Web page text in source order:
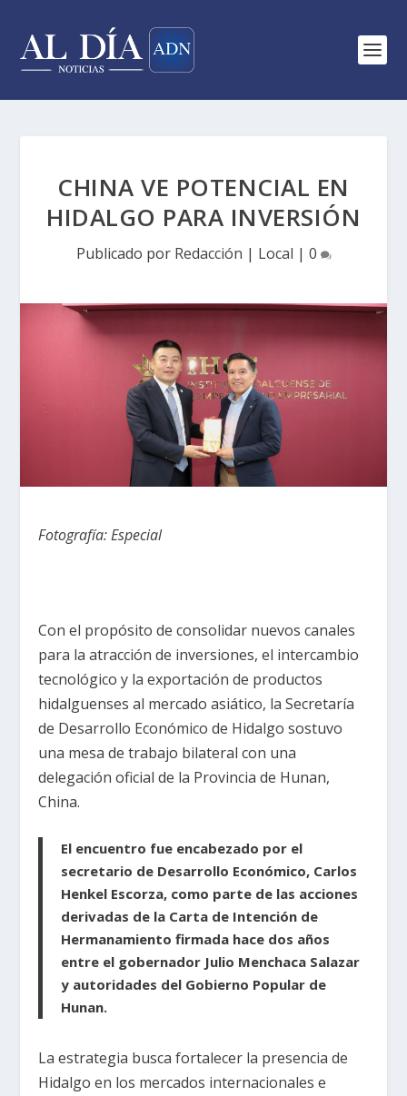
CHINA VE POTENCIAL EN
HIDALGO PARA INVERSIÓN
Publicado por Redacción | Local | 0
Fotografía: Especial
Con el propósito de consolidar nuevos canales
para la atracción de inversiones, el intercambio
tecnológico y la exportación de productos
hidalguenses al mercado asiático, la Secretaría
de Desarrollo Económico de Hidalgo sostuvo
una mesa de trabajo bilateral con una
delegación oficial de la Provincia de Hunan,
China.
El encuentro fue encabezado por el
secretario de Desarrollo Económico, Carlos
Henkel Escorza, como parte de las acciones
derivadas de la Carta de Intención de
Hermanamiento firmada hace dos años
entre el gobernador Julio Menchaca Salazar
y autoridades del Gobierno Popular de
Hunan.
La estrategia busca fortalecer la presencia de
Hidalgo en los mercados internacionales e